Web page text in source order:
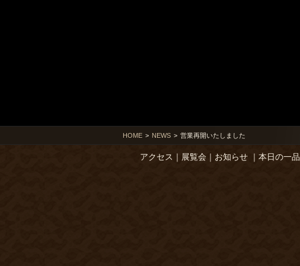
HOME > NEWS > 営業再開いたしました
アクセス 展覧会｜ お知らせ｜ 本日の一品